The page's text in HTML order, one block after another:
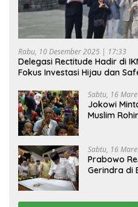
Rabu, 10 Desember 2025 | 17:33
Delegasi Rectitude Hadir di
Fokus Investasi Hijau dan
Sabtu, 16
Jokowi
Muslim
Sabtu, 16
Prabowo
Gerindra di